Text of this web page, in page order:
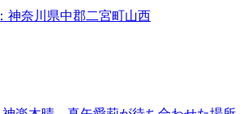
神奈川県中郡二宮町山西